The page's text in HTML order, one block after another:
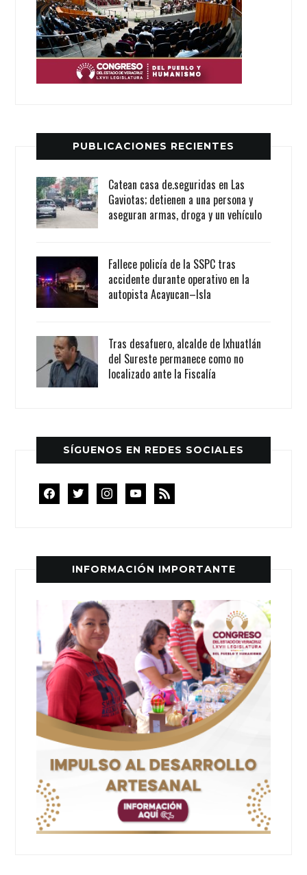
PUBLICACIONES RECIENTES
Catean casa de.seguridas en Las
Gaviotas; detienen a una persona y
aseguran armas, droga y un vehículo
Fallece policía de la SSPC tras
accidente durante operativo en la
autopista Acayucan–Isla
Tras desafuero, alcalde de Ixhuatlán
del Sureste permanece como no
localizado ante la Fiscalía
SÍGUENOS EN REDES SOCIALES
facebooktwitterinstagramyoutube
rss
INFORMACIÓN IMPORTANTE